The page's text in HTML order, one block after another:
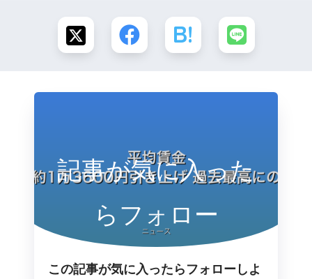
記事が気に入った
らフォロー
この記事が気に入ったらフォローしよ